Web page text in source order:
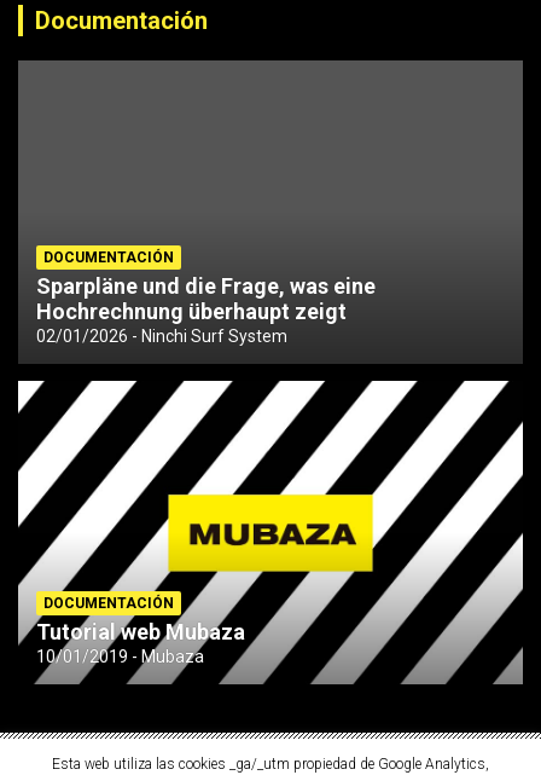
Documentación
DOCUMENTACIÓN
Sparpläne und die Frage, was eine
Hochrechnung überhaupt zeigt
02/01/2026 Ninchi Surf System
DOCUMENTACIÓN
Tutorial web Mubaza
10/01/2019 Mubaza
Esta web utiliza las cookies _ga/_utm propiedad de Google Analytics,